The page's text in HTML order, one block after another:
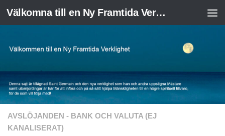
Skip to content Välkomna till en Ny Framtida Verklighet
AVSLÖJANDEN - BANK OCH VALUTA (EJ
KANALISERAT)